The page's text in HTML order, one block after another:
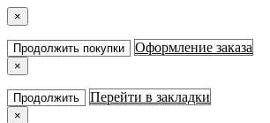
×
Продолжить покупки Оформление заказа
×
Продолжить Перейти в закладки
×